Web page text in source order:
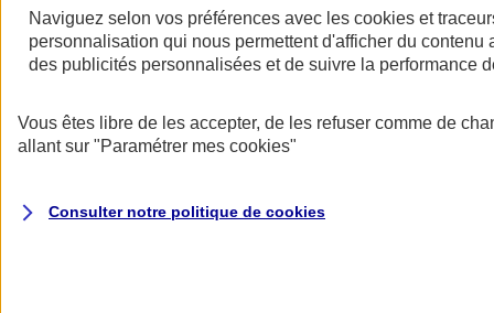
Nos solution Épargne Retraite
Naviguez selon vos préférences avec les cookies et
personnalisation qui nous permettent d'afficher du contenu
des publicités personnalisées et de suivre la performance
Vous êtes libre de les accepter, de les refuser comme de
allant sur "Paramétrer mes cookies"
Consulter notre politique de cookies